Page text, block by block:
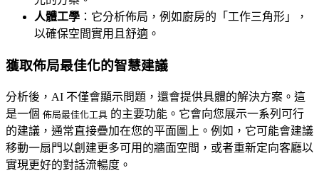
人體工學 ：它分析佈局，例如廚房的「工作三角形」，
以確保空間實用且舒適。
獲取佈局最佳化的智慧建議
分析後，AI 不僅會顯示問題，還會提供具體的解決方案。這
是一個 佈局最佳化工具 的主要功能。它會向您展示一系列可行
的建議，通常直接疊加在您的平面圖上。例如，它可能會建議
移動一扇門以創建更多可用的牆面空間，或者重新定向客廳以
實現更好的對話流暢度。